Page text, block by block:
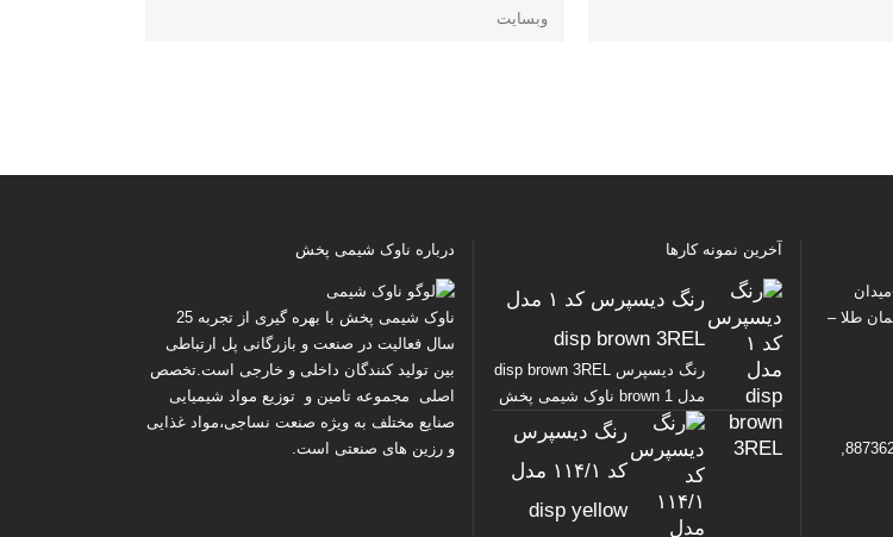
درباره ناوک شیمی پخش
ناوک شیمی پخش
با بهره گیری از تجربه 25
سال فعالیت در صنعت و بازرگانی پل ارتباطی
بین تولید کنندگان داخلی و خارجی است.تخصص
اصلی مجموعه تامین و توزیع مواد شیمیایی
صنایع مختلف به ویژه صنعت نساجی،مواد غذایی
و رزین های صنعتی است.
آخرین نمونه کارها
رنگ دیسپرس کد ۱ مدل
disp brown 3REL
رنگ دیسپرس disp brown 3REL
مدل brown 1 ناوک شیمی پخش
رنگ دیسپرس
کد ۱۱۴/۱ مدل
disp yellow
طلا –
تلفن : 021-88247872~3, 021-88736225,